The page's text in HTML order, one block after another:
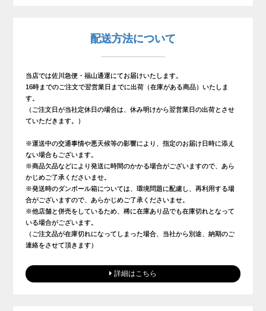
配送方法について
当店では佐川急便・福山通運にてお届けいたします。
16時までのご注文で翌営業日までに出荷（在庫がある商品）いたしま
す。
（ご注文日が当社定休日の場合は、休み明けから翌営業日の出荷とさせ
ていただきます。）
※運送中の交通事情や悪天候等の影響により、指定のお届け日時に添え
ない場合もございます。
※商品欠品などにより発送に時間のかかる場合がございますので、あら
かじめご了承くださいませ。
※発送時のダンボール箱については、環境問題に配慮し、再利用する場
合がございますので、あらかじめご了承くださいませ。
※他店舗と併売をしているため、稀に在庫あり品でも在庫切れとなって
いる場合がございます。
（ご注文品が在庫切れになってしまった場合、当社から別途、納期のご
連絡をさせて頂きます）
詳細はこちら